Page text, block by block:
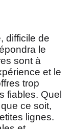
difficile de
le
sont à
et le
trop
fiables. Quel
ce soit,
lignes.